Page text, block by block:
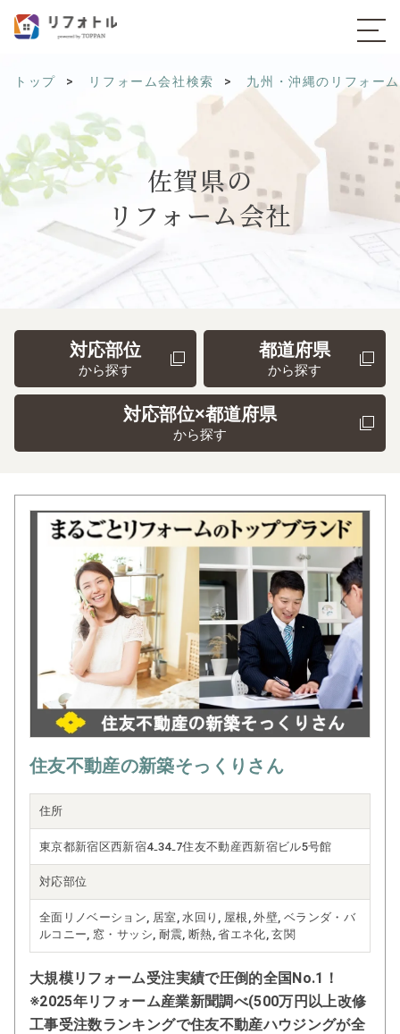
トップ リフォーム会社検索 九州・沖縄のリフォー
佐賀県の
リフォーム会社
対応部位
から探す
都道府県
から探す
対応部位×都道府県
から探す
住友不動産の新築そっくりさん
住所
東京都新宿区西新宿4₋34₋7住友不動産西新宿ビル5号館
対応部位
全面リノベーション, 居室, 水回り, 屋根, 外壁, ベランダ・バ
ルコニー, 窓・サッシ, 耐震, 断熱, 省エネ化, 玄関
大規模リフォーム受注実績で圧倒的全国No.1！
※2025年リフォーム産業新聞調べ(500万円以上改修
工事受注数ランキングで住友不動産ハウジングが全